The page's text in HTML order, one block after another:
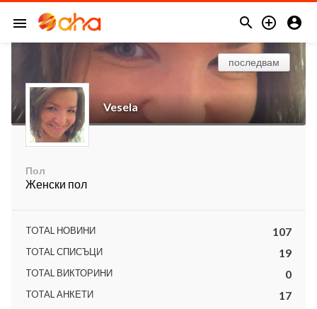
menu   
Vesela
последвам
Пол
Женски пол
TOTAL НОВИНИ 107
TOTAL СПИСЪЦИ 19
TOTAL ВИКТОРИНИ 0
TOTAL АНКЕТИ 17